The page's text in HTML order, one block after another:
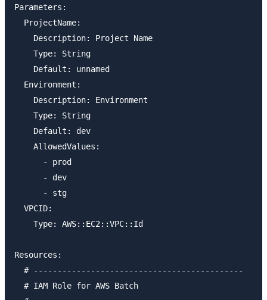
Parameters:
  ProjectName:
    Description: Project Name
    Type: String
    Default: unnamed
  Environment:
    Description: Environment
    Type: String
    Default: dev
    AllowedValues:
      - prod
      - dev
      - stg
  VPCID:
    Type: AWS::EC2::VPC::Id
Resources:
  # --------------------------------------------
  # IAM Role for AWS Batch